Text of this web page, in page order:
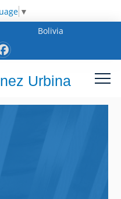
▼
Bolivia
Urbina